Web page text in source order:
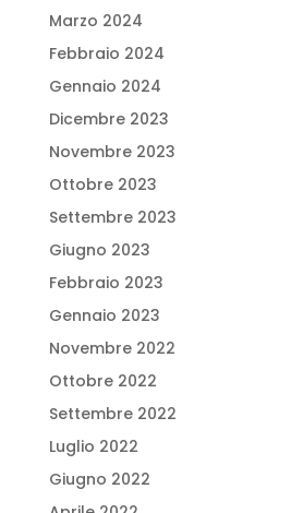
Marzo 2024
Febbraio 2024
Gennaio 2024
Dicembre 2023
Novembre 2023
Ottobre 2023
Settembre 2023
Giugno 2023
Febbraio 2023
Gennaio 2023
Novembre 2022
Ottobre 2022
Settembre 2022
Luglio 2022
Giugno 2022